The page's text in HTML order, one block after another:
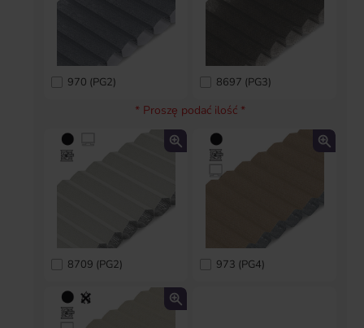
970 (PG2) 8697 (PG3)
* Proszę podać ilość *
8709 (PG2) 973 (PG4)